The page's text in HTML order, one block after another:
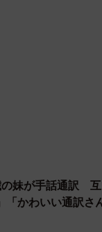
医学系研究科
所有。
妹が手話通訳
「かわいい通訳さ